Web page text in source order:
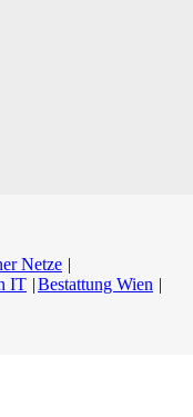
Netze
IT Bestattung Wien